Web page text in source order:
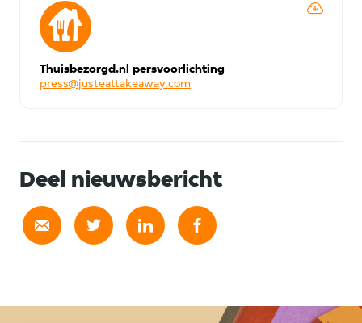
Thuisbezorgd.nl persvoorlichting
press@justeattakeaway.com
Deel nieuwsbericht